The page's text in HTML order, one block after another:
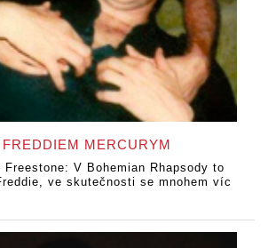
MERCURYM
Freestone: V Bohemian Rhapsody to
ve skutečnosti se mnohem víc